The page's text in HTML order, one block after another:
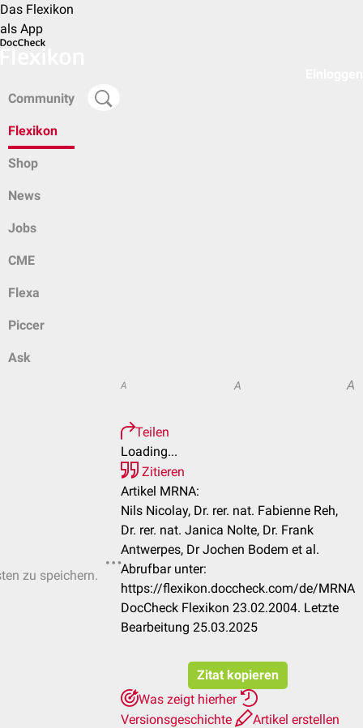
Das Flexikon
als App
Community
Flexikon
Shop
News
Jobs
CME
Flexa
Piccer
Ask
zu speichern.
A A A
Teilen
Loading...
Zitieren
Artikel MRNA:
Nils Nicolay, Dr. rer. nat. Fabienne Reh,
Dr. rer. nat. Janica Nolte, Dr. Frank
Antwerpes, Dr Jochen Bodem et al.
Abrufbar unter:
https://flexikon.doccheck.com/de/MRNA
DocCheck Flexikon 23.02.2004. Letzte
Bearbeitung 25.03.2025
Zitat kopieren
Was zeigt hierher
Versionsgeschichte
Artikel erstellen